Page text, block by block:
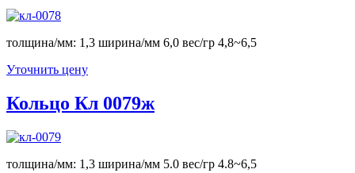
толщина/мм: 1,3 ширина/мм 6,0 вес/гр 4,8~6,5
Уточнить цену
Кольцо Кл 0079ж
толщина/мм: 1,3 ширина/мм 5.0 вес/гр 4.8~6,5